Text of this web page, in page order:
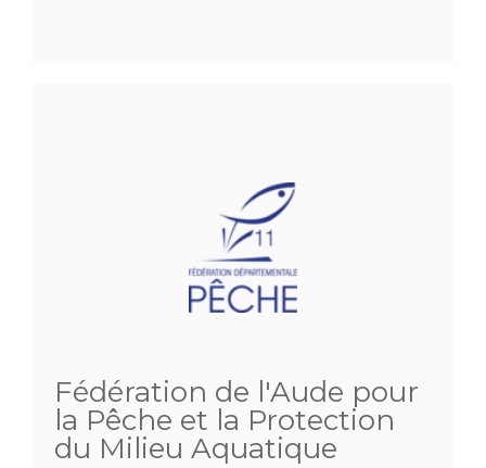
Fédération de l'Aude pour
la Pêche et la Protection
du Milieu Aquatique